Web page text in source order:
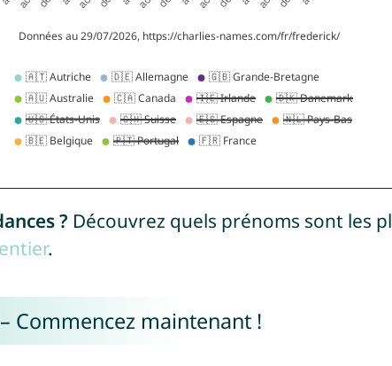
? Découvrez quels prénoms sont les
.
Commencez maintenant !